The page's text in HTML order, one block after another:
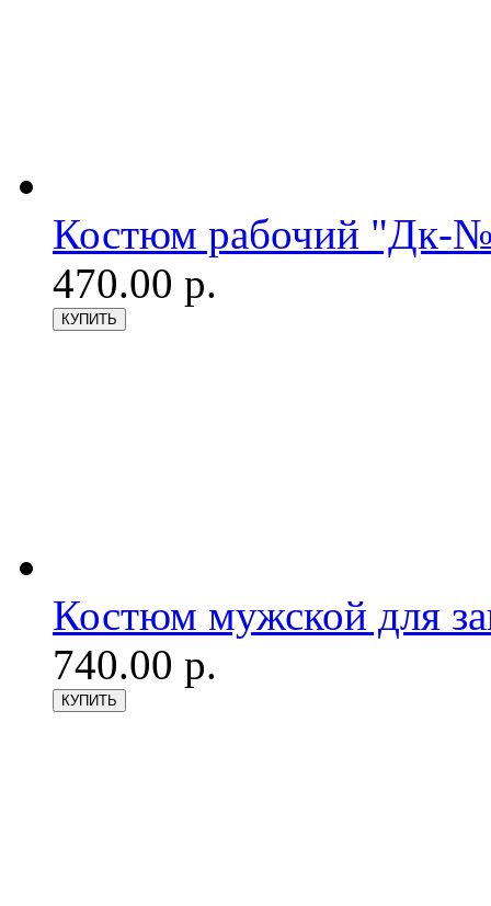
Костюм рабочий "Дк-
470.00 р.
Костюм мужской для
740.00 р.